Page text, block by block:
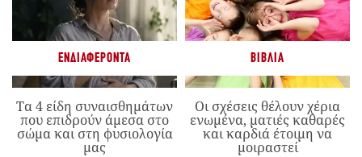
ΕΝΔΙΑΦΈΡΟΝΤΑ
Τα 4 είδη συναισθημάτων
που επιδρούν άμεσα στο
σώμα και στη φυσιολογία
μας
ΒΙΒΛΊΑ
Οι σχέσεις θέλουν χέρια
ενωμένα, ματιές καθαρές
και καρδιά έτοιμη να
μοιραστεί